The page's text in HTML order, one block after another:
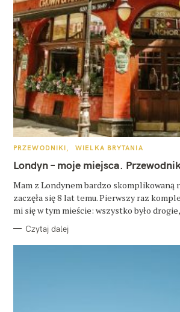
K
T
E
O
R
I
PRZEWODNIKI WIELKA BRYTANIA
Londyn – moje miejsca.
Mam z Londynem bardzo skomplikowaną
zaczęła się 8 lat temu. Pierwszy raz
mi się w tym mieście: wszystko było
Czytaj dalej